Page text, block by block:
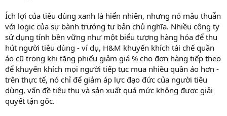
Ích lợi của tiêu dùng xanh là hiển nhiên, nhưng nó mâu thuẫn
với logic của sự bành trướng tư bản chủ nghĩa. Nhiều công ty
sử dụng tính bền vững như một biểu tượng hàng hóa để thu
hút người tiêu dùng - ví dụ, H&M khuyến khích tái chế quần
áo cũ trong khi tặng phiếu giảm giá % cho đơn hàng tiếp theo
để khuyến khích mọi người tiếp tục mua nhiều quần áo hơn -
trên thực tế, nó chỉ để giảm áp lực đạo đức của người tiêu
dùng, vấn đề tiêu thụ và sản xuất quá mức không được giải
quyết tận gốc.